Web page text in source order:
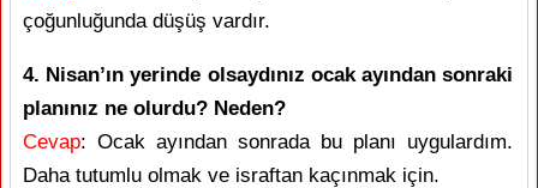
çoğunluğunda düşüş vardır.
4. Nisan’ın yerinde olsaydınız ocak ayından sonraki
planınız ne olurdu? Neden?
Cevap: Ocak ayından sonrada bu planı uygulardım.
Daha tutumlu olmak ve israftan kaçınmak için.